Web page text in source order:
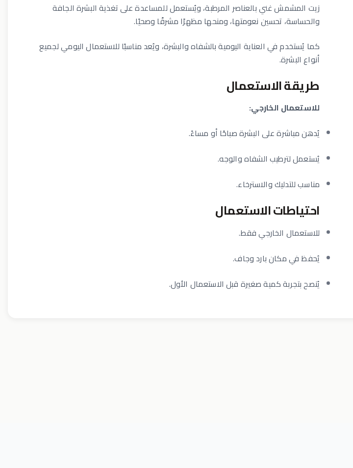
زيت المشمش غني بالعناصر المرطبة، ويُستعمل للمساعدة على تغذية البشرة الجافة
والحساسة، تحسين نعومتها، ومنحها مظهرًا مشرقًا وصحيًا.
كما يُستخدم في العناية اليومية بالشفاه والبشرة، ويُعد مناسبًا للاستعمال اليومي لجميع
أنواع البشرة.
طريقة الاستعمال
للاستعمال الخارجي:
يُدهن مباشرة على البشرة صباحًا أو مساءً.
يُستعمل لترطيب الشفاه والوجه.
مناسب للتدليك والاسترخاء.
احتياطات الاستعمال
للاستعمال الخارجي فقط.
يُحفظ في مكان بارد وجاف.
يُنصح بتجربة كمية صغيرة قبل الاستعمال الأول.